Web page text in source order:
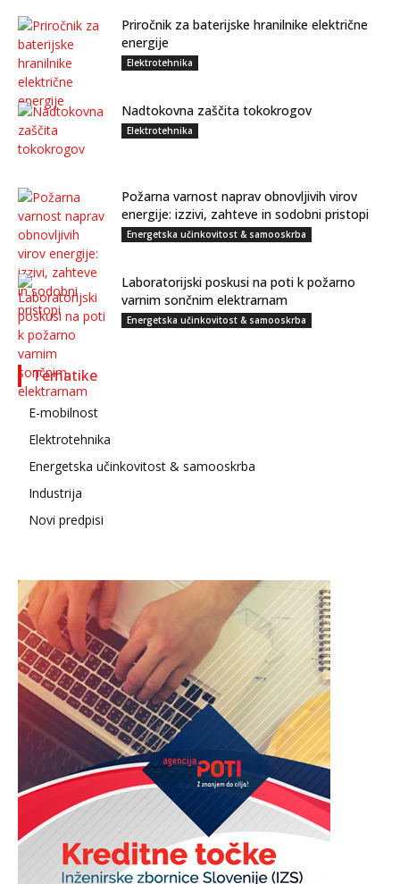
Priročnik za baterijske hranilnike električne
energije
Elektrotehnika
Nadtokovna zaščita tokokrogov
Elektrotehnika
Požarna varnost naprav obnovljivih virov
energije: izzivi, zahteve in sodobni pristopi
Energetska učinkovitost & samooskrba
Laboratorijski poskusi na poti k požarno
varnim sončnim elektrarnam
Energetska učinkovitost & samooskrba
Tematike
E-mobilnost
Elektrotehnika
Energetska učinkovitost & samooskrba
Industrija
Novi predpisi